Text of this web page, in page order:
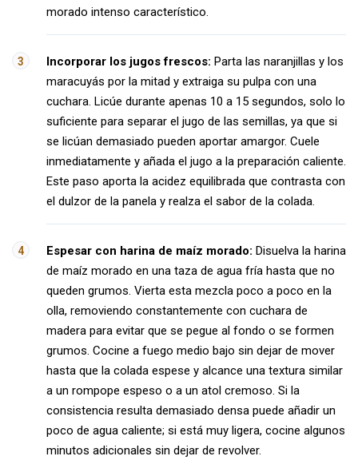
morado intenso característico.
Incorporar los jugos frescos: Parta las naranjillas y los
maracuyás por la mitad y extraiga su pulpa con una
cuchara. Licúe durante apenas 10 a 15 segundos, solo lo
suficiente para separar el jugo de las semillas, ya que si
se licúan demasiado pueden aportar amargor. Cuele
inmediatamente y añada el jugo a la preparación caliente.
Este paso aporta la acidez equilibrada que contrasta con
el dulzor de la panela y realza el sabor de la colada.
Espesar con harina de maíz morado: Disuelva la harina
de maíz morado en una taza de agua fría hasta que no
queden grumos. Vierta esta mezcla poco a poco en la
olla, removiendo constantemente con cuchara de
madera para evitar que se pegue al fondo o se formen
grumos. Cocine a fuego medio bajo sin dejar de mover
hasta que la colada espese y alcance una textura similar
a un rompope espeso o a un atol cremoso. Si la
consistencia resulta demasiado densa puede añadir un
poco de agua caliente; si está muy ligera, cocine algunos
minutos adicionales sin dejar de revolver.